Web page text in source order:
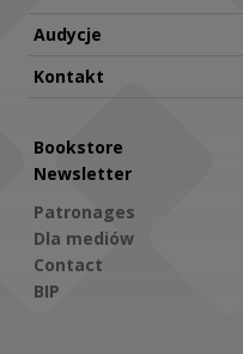
Audycje
Kontakt
Bookstore
Newsletter
Patronages
Dla mediów
Contact
BIP